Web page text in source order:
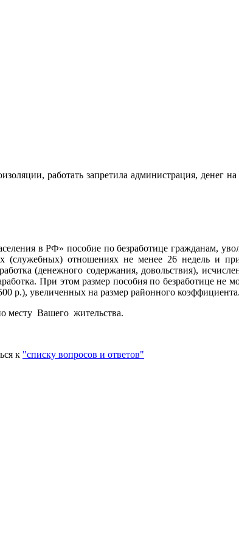
работать запретила администрация, денег
в РФ» пособие по безработице гражданам,
(служебных) отношениях не менее 26 недель и
(денежного содержания, довольствия),
При этом размер пособия по безработице
р.), увеличенных на размер районного коэффициента.
месту Вашего жительства.
к "списку вопросов и ответов"